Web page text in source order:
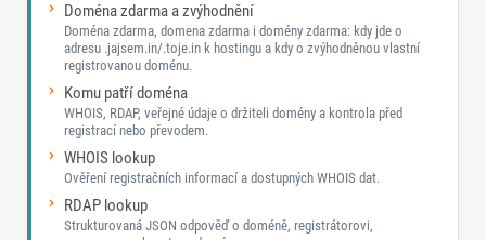
Doména zdarma a zvýhodnění
Doména zdarma, domena zdarma i domény zdarma: kdy jde o
adresu .jajsem.in/.toje.in k hostingu a kdy o zvýhodněnou vlastní
registrovanou doménu.
Komu patří doména
WHOIS, RDAP, veřejné údaje o držiteli domény a kontrola před
registrací nebo převodem.
WHOIS lookup
Ověření registračních informací a dostupných WHOIS dat.
RDAP lookup
Strukturovaná JSON odpověď o doméně, registrátorovi,